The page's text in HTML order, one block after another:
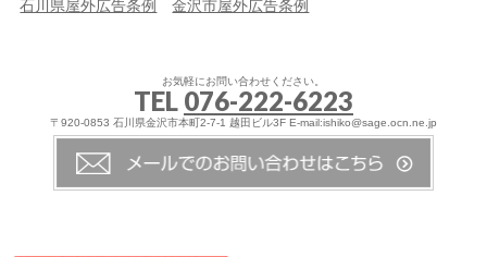
石川県屋外広告条例 金沢市屋外広告条例
お気軽にお問い合わせください。
TEL 076-222-6223
〒920-0853 石川県金沢市本町2-7-1 越田ビル3F E-mail:ishiko@sage.ocn.ne.jp